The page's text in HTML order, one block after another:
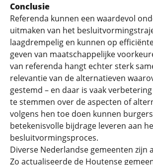
Conclusie
Referenda kunnen een waardevol
uitmaken van het
laagdrempelig en kunnen op
geven van maatschappelijke
van referenda hangt echter sterk
relevantie van de alternatieven
gestemd – en daar is vaak
te stemmen over de aspecten of
volgens hen toe doen kunnen
betekenisvolle bijdrage leveren aan
besluitvormingsproces.
Diverse Nederlandse gemeenten zijn
Zo actualiseerde de Houtense